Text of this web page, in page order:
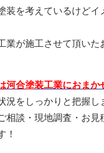
装を考えているけどイ
業が施工させて頂いた
河合塗装工業におまか
をしっかりと把握し
相談・現地調査・お見
！